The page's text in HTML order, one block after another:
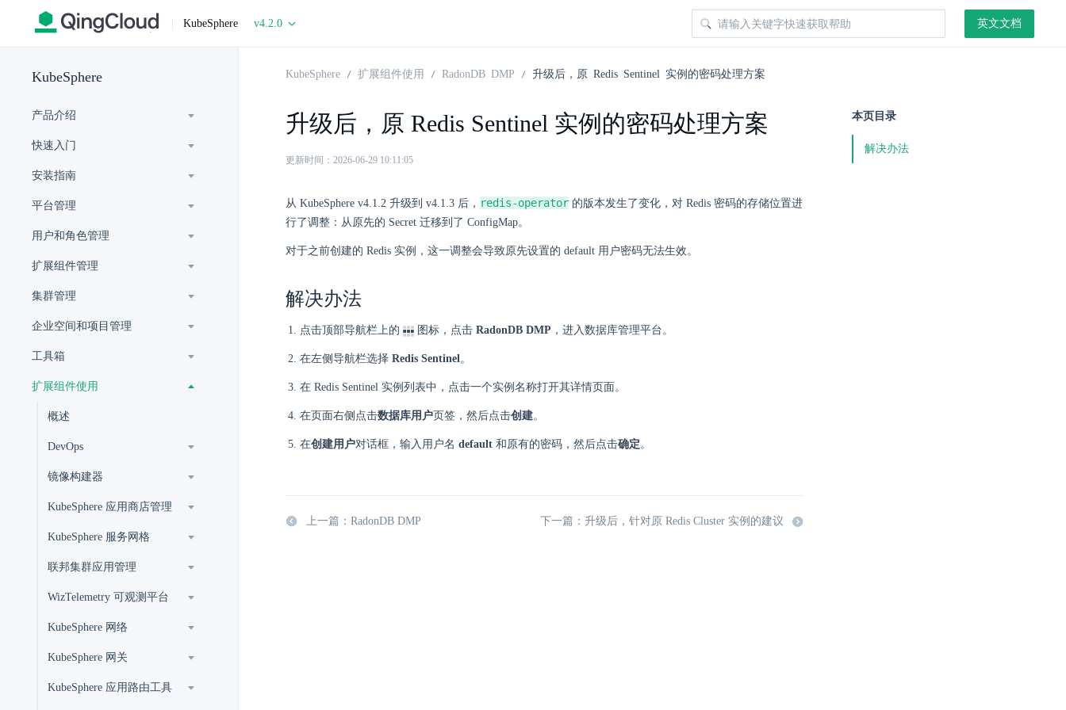
| KubeSphere v4.2.0 英文文档
KubeSphere
产品介绍
快速入门
安装指南
平台管理
用户和角色管理
扩展组件管理
集群管理
企业空间和项目管理
工具箱
扩展组件使用
概述
DevOps
镜像构建器
KubeSphere 应用商店管理
KubeSphere 服务网格
联邦集群应用管理
WizTelemetry 可观测平台
KubeSphere 网络
KubeSphere 网关
KubeSphere 应用路由工具
KubeSphere 扩展组件使用 RadonDB DMP 升级后，原 Redis Sentinel 实例的密码处理方案
升级后，原 Redis Sentinel 实例的密码处理方案
更新时间：2026-06-29 10:11:05
从 KubeSphere v4.1.2 升级到 v4.1.3 后， redis-operator 的版本发生了变化，对 Redis 密码的存储位置进
行了调整：从原先的 Secret 迁移到了 ConfigMap。
对于之前创建的 Redis 实例，这一调整会导致原先设置的 default 用户密码无法生效。
解决办法
点击顶部导航栏上的 图标，点击 RadonDB DMP ，进入数据库管理平台。
在左侧导航栏选择 Redis Sentinel。
在 Redis Sentinel 实例列表中，点击一个实例名称打开其详情页面。
在页面右侧点击数据库用户页签，然后点击创建。
在创建用户对话框，输入用户名 default 和原有的密码，然后点击确定。
上一篇：RadonDB DMP 下一篇：升级后，针对原 Redis Cluster 实例的建议
本页目录
解决办法